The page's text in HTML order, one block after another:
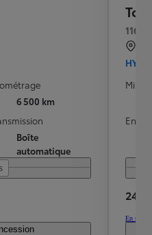
6 500 km
Boîte
automatique
116h
Mise
24
En